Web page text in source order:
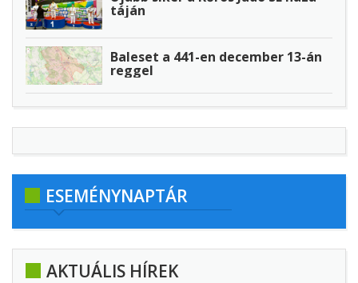
táján
Baleset a 441-en december 13-án
reggel
ESEMÉNYNAPTÁR
AKTUÁLIS HÍREK